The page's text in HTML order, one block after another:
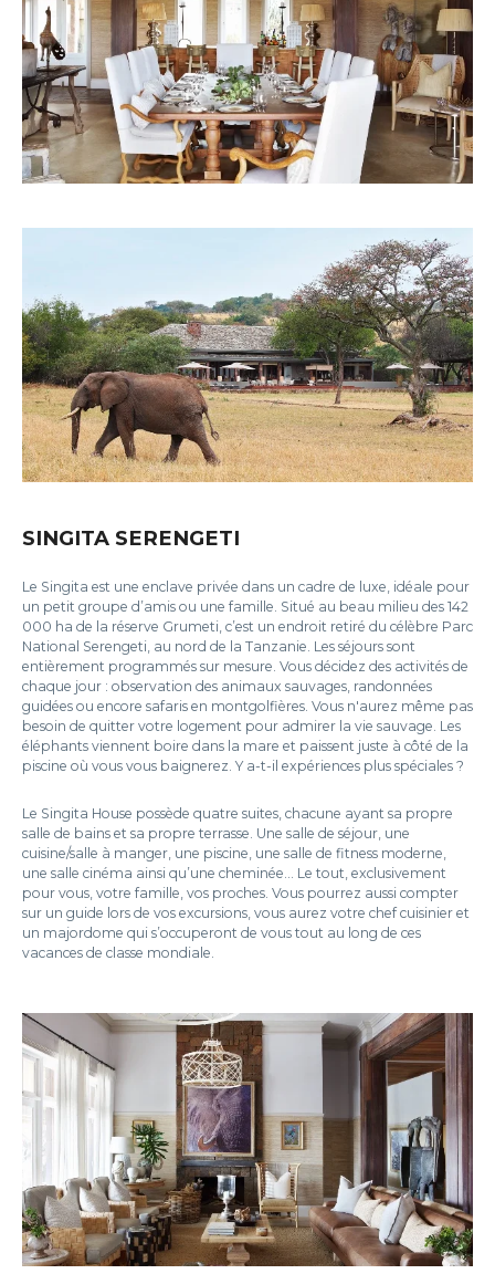
SINGITA SERENGETI
Le Singita est une enclave privée dans un cadre de luxe, idéale pour
un petit groupe d’amis ou une famille. Situé au beau milieu des 142
000 ha de la réserve Grumeti, c’est un endroit retiré du célèbre Parc
National Serengeti, au nord de la Tanzanie. Les séjours sont
entièrement programmés sur mesure. Vous décidez des activités de
chaque jour : observation des animaux sauvages, randonnées
guidées ou encore safaris en montgolfières. Vous n'aurez même pas
besoin de quitter votre logement pour admirer la vie sauvage. Les
éléphants viennent boire dans la mare et paissent juste à côté de la
piscine où vous vous baignerez. Y a-t-il expériences plus spéciales ?
Le Singita House possède quatre suites, chacune ayant sa propre
salle de bains et sa propre terrasse. Une salle de séjour, une
cuisine/salle à manger, une piscine, une salle de fitness moderne,
une salle cinéma ainsi qu’une cheminée... Le tout, exclusivement
pour vous, votre famille, vos proches. Vous pourrez aussi compter
sur un guide lors de vos excursions, vous aurez votre chef cuisinier et
un majordome qui s’occuperont de vous tout au long de ces
vacances de classe mondiale.